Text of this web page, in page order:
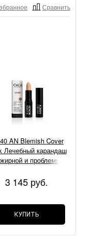
Сравнить
AN Blemish Cover
Лечебный карандаш
и проблемной
3 145 руб.
КУПИТЬ